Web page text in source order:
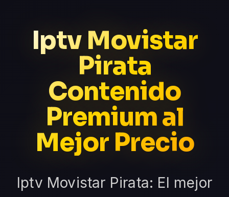
Iptv Movistar
Pirata
Contenido
Premium al
Mejor Precio
Iptv Movistar Pirata: El mejor